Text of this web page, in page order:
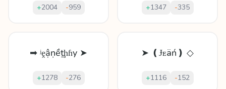
+2004 -959 +1347 -335
➡ ʲḙậṇềṯḩɦy ➤
+1278 -276
➤ ❪Ɉᴇäń❫ ◇
+1116 -152